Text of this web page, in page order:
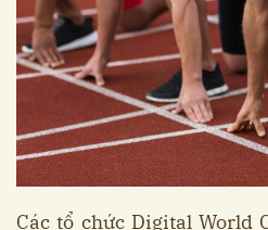
Các tổ chức Digital World